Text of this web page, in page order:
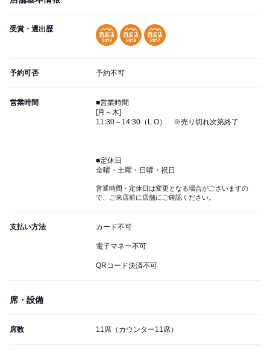
受賞・選出歴
予約可否 予約不可
営業時間
■営業時間
[月～木]
11:30～14:30（L.O） ※売り切れ次第終了
■定休日
金曜・土曜・日曜・祝日
営業時間・定休日は変更となる場合がございますの
で、ご来店前に店舗にご確認ください。
支払い方法 カード不可
電子マネー不可
QRコード決済不可
席・設備
席数 11席（カウンター11席）